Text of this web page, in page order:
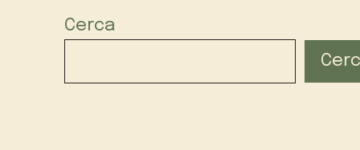
Cerca